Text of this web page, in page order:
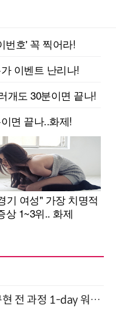
UX 기획·DESIGN.md 설계·AI 구현 전 과정 1-day 워크숍 with Claude Code·Codex 9월 15일 개최